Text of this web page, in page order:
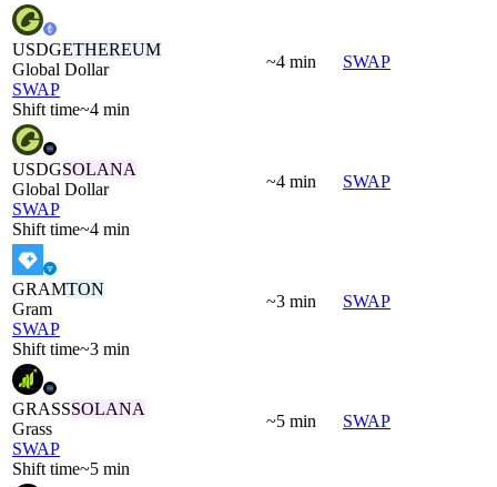
USDGETHEREUM
Global Dollar
SWAP
Shift time~4 min
~4 min SWAP
USDGSOLANA
Global Dollar
SWAP
Shift time~4 min
~4 min SWAP
GRAMTON
Gram
SWAP
Shift time~3 min
~3 min SWAP
GRASSSOLANA
Grass
SWAP
Shift time~5 min
~5 min SWAP